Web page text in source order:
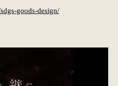
goods-design/